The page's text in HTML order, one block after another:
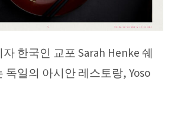
한국인 교포 Sarah Henke 쉐
독일의 아시안 레스토랑, Yoso